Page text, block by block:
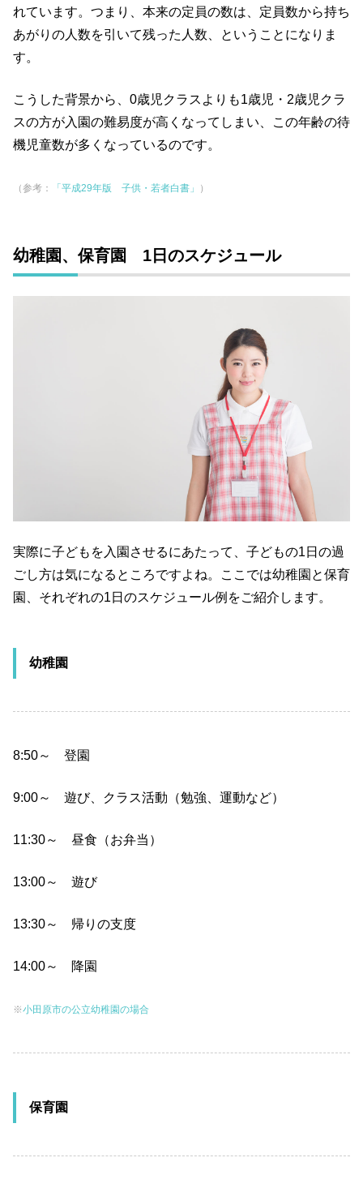
れています。つまり、本来の定員の数は、定員数から持ち
あがりの人数を引いて残った人数、ということになりま
す。
こうした背景から、0歳児クラスよりも1歳児・2歳児クラ
スの方が入園の難易度が高くなってしまい、この年齢の待
機児童数が多くなっているのです。
（参考： 「平成29年版 子供・若者白書」 ）
幼稚園、保育園 1日のスケジュール
実際に子どもを入園させるにあたって、子どもの1日の過
ごし方は気になるところですよね。ここでは幼稚園と保育
園、それぞれの1日のスケジュール例をご紹介します。
幼稚園
8:50～ 登園
9:00～ 遊び、クラス活動（勉強、運動など）
11:30～ 昼食（お弁当）
13:00～ 遊び
13:30～ 帰りの支度
14:00～ 降園
※小田原市の公立幼稚園の場合
保育園